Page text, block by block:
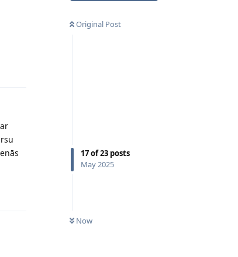
Original Post
17of23 posts
May 2025
Now